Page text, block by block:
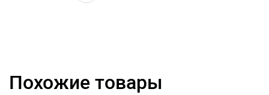
Похожие товары